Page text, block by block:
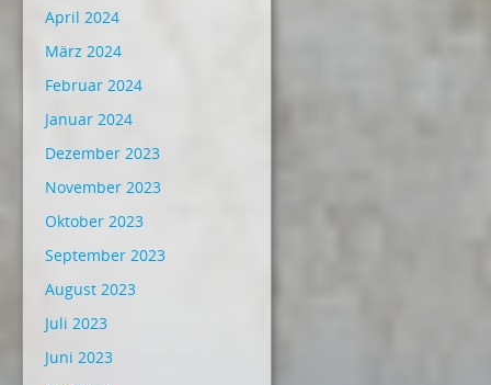
April 2024
März 2024
Februar 2024
Januar 2024
Dezember 2023
November 2023
Oktober 2023
September 2023
August 2023
Juli 2023
Juni 2023